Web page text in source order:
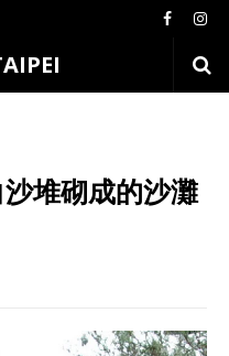
沙堆砌成的沙灘